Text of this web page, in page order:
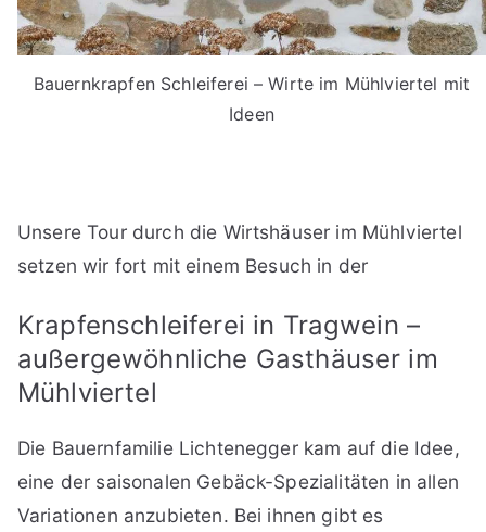
Bauernkrapfen Schleiferei – Wirte im Mühlviertel mit
Ideen
Unsere Tour durch die Wirtshäuser im Mühlviertel
setzen wir fort mit einem Besuch in der
Krapfenschleiferei in Tragwein –
außergewöhnliche Gasthäuser im
Mühlviertel
Die Bauernfamilie Lichtenegger kam auf die Idee,
eine der saisonalen Gebäck-Spezialitäten in allen
Variationen anzubieten. Bei ihnen gibt es